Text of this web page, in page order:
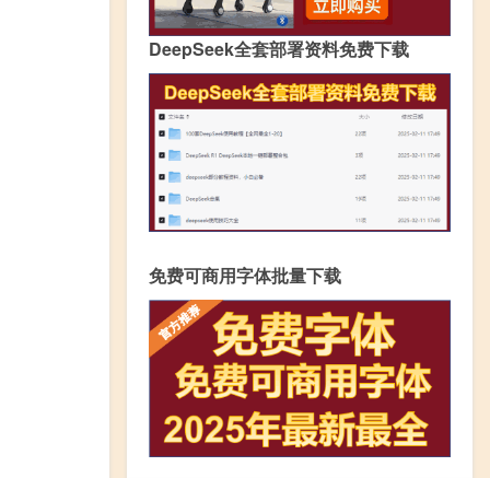
DeepSeek全套部署资料免费下载
免费可商用字体批量下载